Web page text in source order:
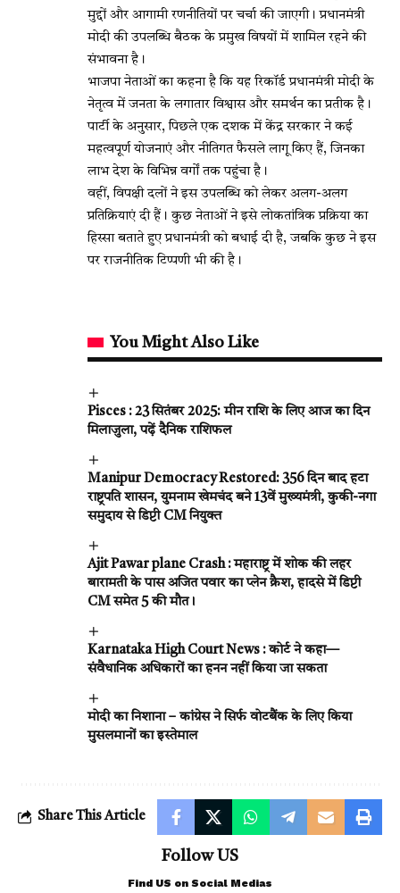
मुद्दों और आगामी रणनीतियों पर चर्चा की जाएगी। प्रधानमंत्री
मोदी की उपलब्धि बैठक के प्रमुख विषयों में शामिल रहने की
संभावना है।
भाजपा नेताओं का कहना है कि यह रिकॉर्ड प्रधानमंत्री मोदी के
नेतृत्व में जनता के लगातार विश्वास और समर्थन का प्रतीक है।
पार्टी के अनुसार, पिछले एक दशक में केंद्र सरकार ने कई
महत्वपूर्ण योजनाएं और नीतिगत फैसले लागू किए हैं, जिनका
लाभ देश के विभिन्न वर्गों तक पहुंचा है।
वहीं, विपक्षी दलों ने इस उपलब्धि को लेकर अलग-अलग
प्रतिक्रियाएं दी हैं। कुछ नेताओं ने इसे लोकतांत्रिक प्रक्रिया का
हिस्सा बताते हुए प्रधानमंत्री को बधाई दी है, जबकि कुछ ने इस
पर राजनीतिक टिप्पणी भी की है।
You Might Also Like
Pisces : 23 सितंबर 2025: मीन राशि के लिए आज का दिन
मिलाजुला, पढ़ें दैनिक राशिफल
Manipur Democracy Restored: 356 दिन बाद हटा
राष्ट्रपति शासन, युमनाम खेमचंद बने 13वें मुख्यमंत्री, कुकी-नगा
समुदाय से डिप्टी CM नियुक्त
Ajit Pawar plane Crash : महाराष्ट्र में शोक की लहर
बारामती के पास अजित पवार का प्लेन क्रैश, हादसे में डिप्टी
CM समेत 5 की मौत।
Karnataka High Court News : कोर्ट ने कहा—
संवैधानिक अधिकारों का हनन नहीं किया जा सकता
मोदी का निशाना – कांग्रेस ने सिर्फ वोटबैंक के लिए किया
मुसलमानों का इस्तेमाल
Share This Article
Follow US
Find US on Social Medias